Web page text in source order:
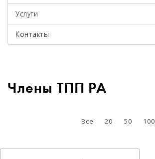
Услуги
Контакты
Члены ТПП РА
Все 20 50 100